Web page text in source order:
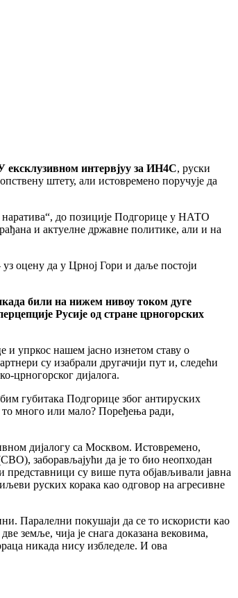
ексклузивном интервјуу за ИН4С, руски
штету, али истовремено поручује да
наратива“, до позиције Подгорице у НАТО
и актуелне државне политике, али и на
оцену да у Црној Гори и даље постоји
били на нижем нивоу током дуге
Русије од стране црногорских
и упркос нашем јасно изнетом ставу о
су изабрали другачији пут и, следећи
црногорског дијалога.
губитака Подгорице због антируских
то много или мало? Поређења ради,
дијалогу са Москвом. Истовремено,
заборављајући да је то био неопходан
су више пута објављивали јавна
руских корака као одговор на агресивне
Паралелни покушаји да се то искористи као
земље, чија је снага доказана вековима,
никада нису избледеле. И ова